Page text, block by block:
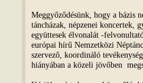
Meggyőződésünk, hogy a bázis
táncházak, népzenei koncertek,
együttesek élvonalát -
európai hírű Nemzetközi
szervező, koordináló
hiányában a közeli jövőben